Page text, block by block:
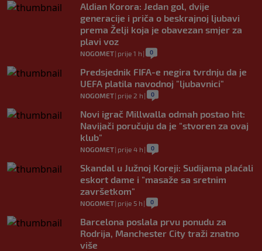
Aldian Korora: Jedan gol, dvije
generacije i priča o beskrajnoj ljubavi
prema Želji koja je obavezan smjer za
plavi voz
NOGOMET| prije 1 h | 0
Predsjednik FIFA-e negira tvrdnju da je
UEFA platila navodnoj "ljubavnici"
NOGOMET| prije 2 h | 0
Novi igrač Millwalla odmah postao hit:
Navijači poručuju da je "stvoren za ovaj
klub"
NOGOMET| prije 4 h | 0
Skandal u Južnoj Koreji: Sudijama plaćali
eskort dame i "masaže sa sretnim
završetkom"
NOGOMET| prije 5 h | 0
Barcelona poslala prvu ponudu za
Rodrija, Manchester City traži znatno
više